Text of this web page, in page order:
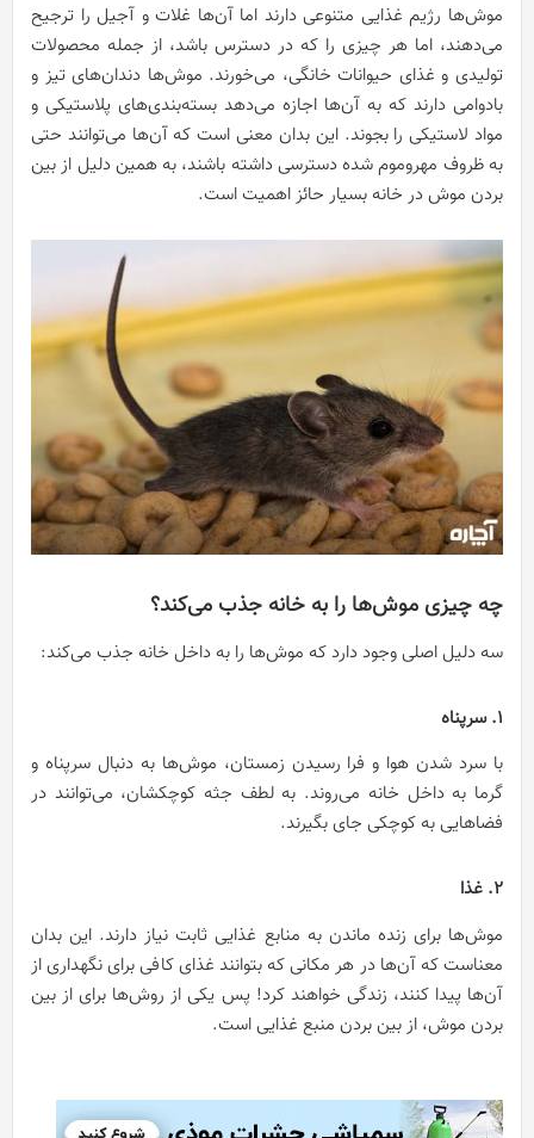
موش‌ها رژیم غذایی متنوعی دارند اما آن‌ها غلات و آجیل را ترجیح
می‌دهند، اما هر چیزی را که در دسترس باشد، از جمله محصولات
تولیدی و غذای حیوانات خانگی، می‌خورند. موش‌ها دندان‌های تیز و
بادوامی دارند که به آن‌ها اجازه می‌دهد بسته‌بندی‌های پلاستیکی و
مواد لاستیکی را بجوند. این بدان معنی است که آن‌ها می‌توانند حتی
به ظروف مهروموم شده دسترسی داشته باشند، به همین دلیل از بین
بردن موش در خانه بسیار حائز اهمیت است.
چه چیزی موش‌ها را به خانه جذب می‌کند؟
سه دلیل اصلی وجود دارد که موش‌ها را به داخل خانه جذب می‌کند:
1. سرپناه
با سرد شدن هوا و فرا رسیدن زمستان، موش‌ها به دنبال سرپناه و
گرما به داخل خانه می‌روند. به لطف جثه کوچکشان، می‌توانند در
فضاهایی به کوچکی جای بگیرند.
2. غذا
موش‌ها برای زنده ماندن به منابع غذایی ثابت نیاز دارند. این بدان
معناست که آن‌ها در هر مکانی که بتوانند غذای کافی برای نگهداری از
آن‌ها پیدا کنند، زندگی خواهند کرد! پس یکی از روش‌ها برای از بین
بردن موش، از بین بردن منبع غذایی است.